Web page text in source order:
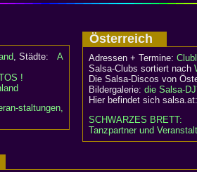
, Städte: A
!
staltungen,
Österreich
Adressen + Termine:
Salsa-Clubs sortiert nach
Die Salsa-Discos von
Bildergalerie: die Salsa-
Hier befindet sich salsa.at:
SCHWARZES BRETT:
Tanzpartner und